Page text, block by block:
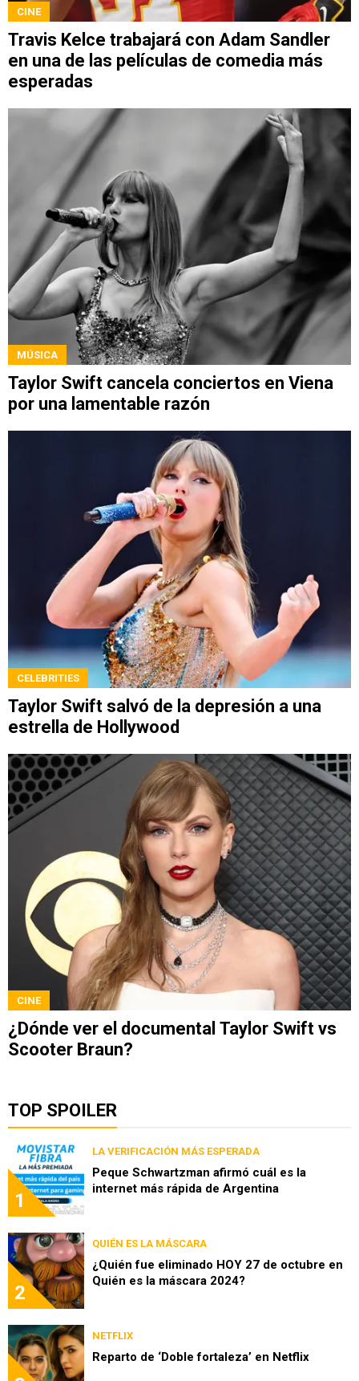
CINE
Travis Kelce trabajará con Adam Sandler
en una de las películas de comedia más
esperadas
MÚSICA
Taylor Swift cancela conciertos en Viena
por una lamentable razón
CELEBRITIES
Taylor Swift salvó de la depresión a una
estrella de Hollywood
CINE
¿Dónde ver el documental Taylor Swift vs
Scooter Braun?
TOP SPOILER
1
LA VERIFICACIÓN MÁS ESPERADA
Peque Schwartzman afirmó cuál es la
internet más rápida de Argentina
2
QUIÉN ES LA MÁSCARA
¿Quién fue eliminado HOY 27 de octubre en
Quién es la máscara 2024?
NETFLIX
Reparto de ‘Doble fortaleza’ en Netflix